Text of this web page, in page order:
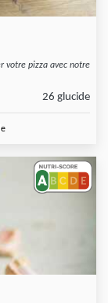
votre pizza avec notre
26 glucide